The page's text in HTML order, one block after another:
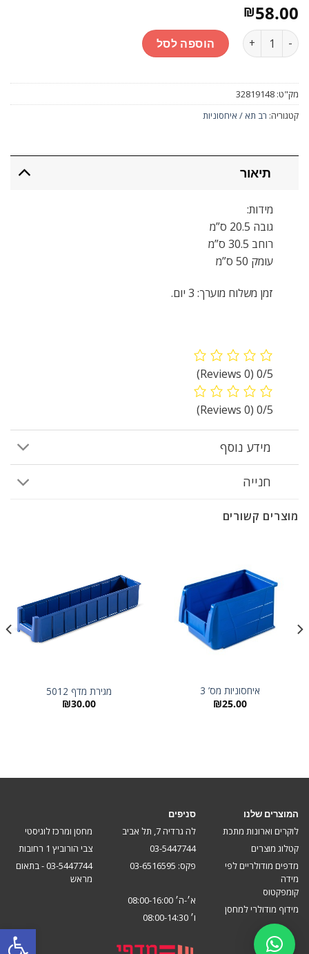
פתח
₪58.00
כמות הוספה לסל
מק"ט: 32819148
קטגוריה: רב תא / איחסוניות
תיאור
מידות:
גובה 20.5 ס”מ
רוחב 30.5 ס”מ
עומק 50 ס”מ
זמן משלוח מוערך: 3 יום.
0/5
(0 Reviews)
0/5
(0 Reviews)
מידע נוסף
חנייה
מוצרים קשורים
איחסוניות מס’ 3
₪25.00
מגירת מדף 5012
₪30.00
המוצרים שלנו
לוקרים וארונות מתכת
קטלוג מוצרים
מדפים מודולריים לפי
מידה
קומפקטוס
מידוף מודולרי למחסן
סניפים
לה גרדיה 7, תל אביב
03-5447744
פקס: 03-6516595
א׳-ה׳ 08:00-16:00
ו׳ 08:00-14:30
מחסן ומרכז לוגיסטי
צבי הורוביץ 1 רחובות
03-5447744 - בתאום
מראש